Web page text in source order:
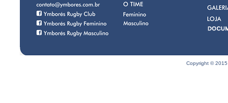
Copyright ©